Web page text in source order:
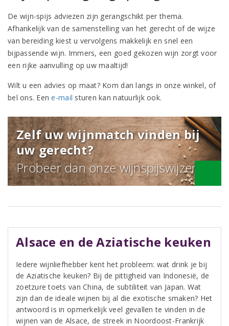
De wijn-spijs adviezen zijn gerangschikt per thema.
Afhankelijk van de samenstelling van het gerecht of de wijze
van bereiding kiest u vervolgens makkelijk en snel een
bijpassende wijn. Immers, een goed gekozen wijn zorgt voor
een rijke aanvulling op uw maaltijd!
Wilt u een advies op maat? Kom dan langs in onze winkel, of
bel ons. Eene-mail sturen kan natuurlijk ook.
Zelf uw wijnmatch vinden bij
uw gerecht?
Probeer dan onze wijnspijswijzer!
Alsace en de Aziatische keuken
Iedere wijnliefhebber kent het probleem: wat drink je bij
de Aziatische keuken? Bij de pittigheid van Indonesië, de
zoetzure toets van China, de subtiliteit van Japan. Wat
zijn dan de ideale wijnen bij al die exotische smaken? Het
antwoord is in opmerkelijk veel gevallen te vinden in de
wijnen van de Alsace, de streek in Noordoost-Frankrijk